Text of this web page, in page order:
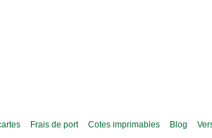
Frais de port Cotes imprimables Blog